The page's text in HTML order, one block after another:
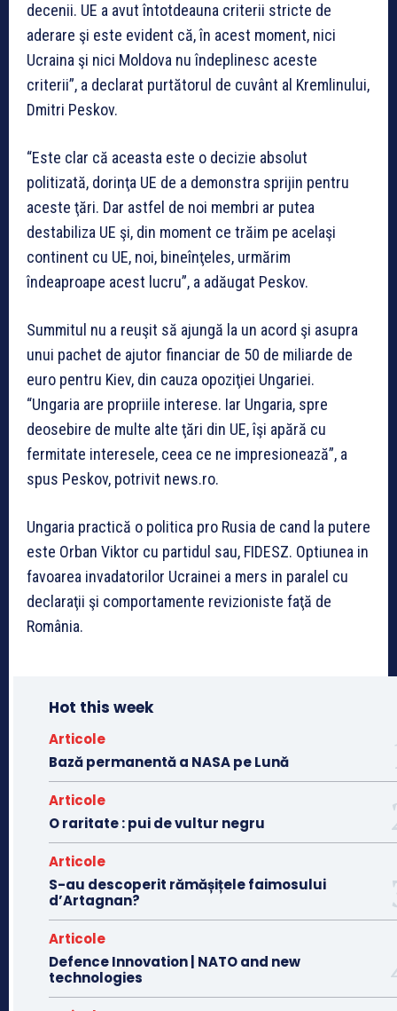
decenii. UE a avut întotdeauna criterii stricte de
aderare şi este evident că, în acest moment, nici
Ucraina şi nici Moldova nu îndeplinesc aceste
criterii”, a declarat purtătorul de cuvânt al Kremlinului,
Dmitri Peskov.
“Este clar că aceasta este o decizie absolut
politizată, dorinţa UE de a demonstra sprijin pentru
aceste ţări. Dar astfel de noi membri ar putea
destabiliza UE şi, din moment ce trăim pe acelaşi
continent cu UE, noi, bineînţeles, urmărim
îndeaproape acest lucru”, a adăugat Peskov.
Summitul nu a reuşit să ajungă la un acord şi asupra
unui pachet de ajutor financiar de 50 de miliarde de
euro pentru Kiev, din cauza opoziţiei Ungariei.
“Ungaria are propriile interese. Iar Ungaria, spre
deosebire de multe alte ţări din UE, îşi apără cu
fermitate interesele, ceea ce ne impresionează”, a
spus Peskov, potrivit news.ro.
Ungaria practică o politica pro Rusia de cand la putere
este Orban Viktor cu partidul sau, FIDESZ. Optiunea in
favoarea invadatorilor Ucrainei a mers in paralel cu
declaraţii şi comportamente revizioniste faţă de
România.
Hot this week
Articole
Bază permanentă a NASA pe Lună
Articole
O raritate : pui de vultur negru
Articole
S-au descoperit rămășițele faimosului
d’Artagnan?
Articole
Defence Innovation | NATO and new
technologies